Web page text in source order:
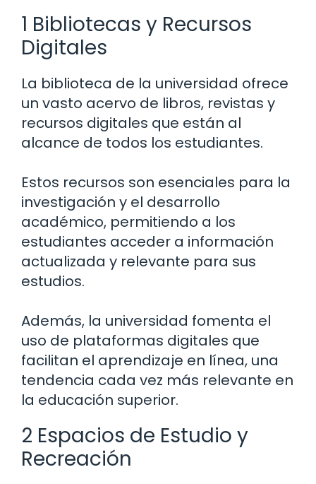
1 Bibliotecas y Recursos
Digitales
La biblioteca de la universidad ofrece
un vasto acervo de libros, revistas y
recursos digitales que están al
alcance de todos los estudiantes.
Estos recursos son esenciales para la
investigación y el desarrollo
académico, permitiendo a los
estudiantes acceder a información
actualizada y relevante para sus
estudios.
Además, la universidad fomenta el
uso de plataformas digitales que
facilitan el aprendizaje en línea, una
tendencia cada vez más relevante en
la educación superior.
2 Espacios de Estudio y
Recreación